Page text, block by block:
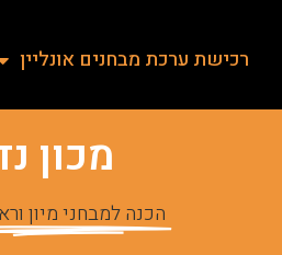
רכישת ערכת מבחנים אונליין
מכון
הכנה למבחני מיון